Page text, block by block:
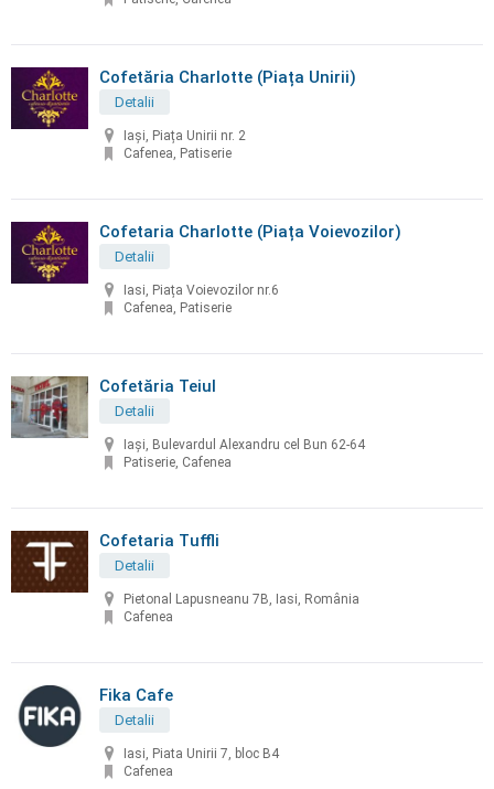
Cofetăria Charlotte (Piața Unirii)
Detalii
Iași, Piața Unirii nr. 2
Cafenea, Patiserie
Cofetaria Charlotte (Piața Voievozilor)
Detalii
Iasi, Piața Voievozilor nr.6
Cafenea, Patiserie
Cofetăria Teiul
Detalii
Iași, Bulevardul Alexandru cel Bun 62-64
Patiserie, Cafenea
Cofetaria Tuffli
Detalii
Pietonal Lapusneanu 7B, Iasi, România
Cafenea
Fika Cafe
Detalii
Iasi, Piata Unirii 7, bloc B4
Cafenea